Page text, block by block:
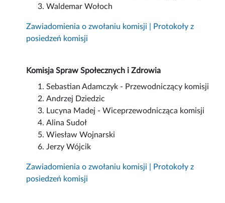
Waldemar Wołoch
Zawiadomienia o zwołaniu komisji | Protokoły z
posiedzeń komisji
Komisja Spraw Społecznych i Zdrowia
Sebastian Adamczyk - Przewodniczący komisji
Andrzej Dziedzic
Lucyna Madej - Wiceprzewodnicząca komisji
Alina Sudoł
Wiesław Wojnarski
Jerzy Wójcik
Zawiadomienia o zwołaniu komisji | Protokoły z
posiedzeń komisji